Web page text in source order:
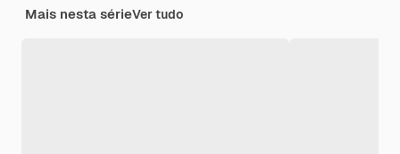
Mais nesta sérieVer tudo